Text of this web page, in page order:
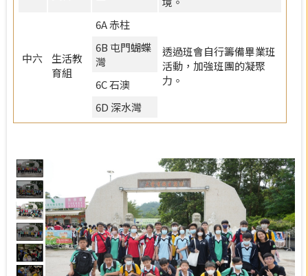
中六
生活教
育組
6A 赤柱
透過班會自行籌備畢業班
活動，加強班團的凝聚
力。
6B 屯門蝴蝶
灣
6C 石澳
6D 深水灣